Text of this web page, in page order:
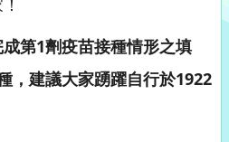
第1劑疫苗接種情形之填
，建議大家踴躍自行於1922